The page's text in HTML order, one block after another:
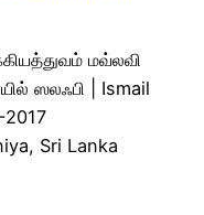
மவ்லவி
ஸலஃபி | Ismail
Sri Lanka